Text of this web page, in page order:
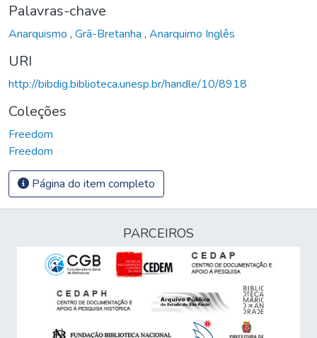
Palavras-chave
Anarquismo , Grã-Bretanha , Anarquimo Inglês
URI
http://bibdig.biblioteca.unesp.br/handle/10/8918
Coleções
Freedom
Freedom
Página do item completo
PARCEIROS